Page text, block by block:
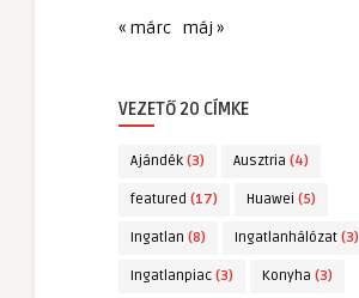
« márc máj »
VEZETŐ 20 CÍMKE
Ajándék (3) Ausztria (4)
featured (17) Huawei (5)
Ingatlan (8) Ingatlanhálózat (3)
Ingatlanpiac (3) Konyha (3)